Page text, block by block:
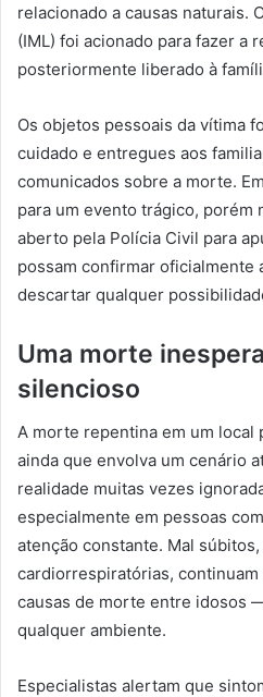
relacionado a causas naturais.
(IML) foi acionado para fazer a
posteriormente liberado à
Os objetos pessoais da vítima
cuidado e entregues aos
comunicados sobre a morte.
para um evento trágico, porém
aberto pela Polícia Civil para
possam confirmar oficialmente
descartar qualquer
Uma morte
silencioso
A morte repentina em um local
ainda que envolva um cenário
realidade muitas vezes
especialmente em pessoas
atenção constante. Mal
cardiorrespiratórias,
causas de morte entre idosos
qualquer ambiente.
Especialistas alertam que